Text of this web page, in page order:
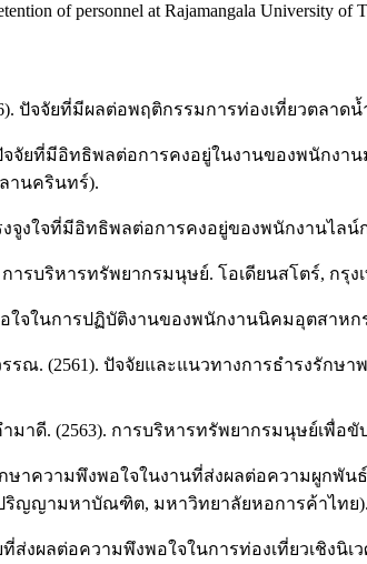
of personnel at Rajamangala University
ปัจจัยที่มีผลต่อพฤติกรรมการท่องเที่ยวตล
จจัยที่มีอิทธิพลต่อการคงอยู่ในงานของพนักง
านครินทร์).
จูงใจที่มีอิทธิพลต่อการคงอยู่ของพนักงานไ
ารบริหารทรัพยากรมนุษย์. โอเดียนสโตร์, กรุง
อใจในการปฏิบัติงานของพนักงานนิคมอุตสา
ณ. (2561). ปัจจัยและแนวทางการธำรงรักษ
มาดี. (2563). การบริหารทรัพยากรมนุษย์เพื่อ
ษาความพึงพอใจในงานที่ส่งผลต่อความผูกพั
ริญญามหาบัณฑิต, มหาวิทยาลัยหอการค้าไทย).
ที่ส่งผลต่อความพึงพอใจในการท่องเที่ยวเชิง